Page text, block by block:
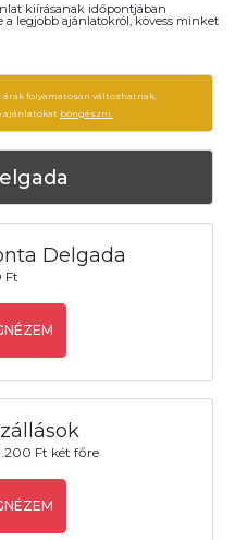
kiírásanak időpontjában
a legjobb ajánlatokról, kövess minket
árak folyamatosan változhatnak,
ajánlatokat böngészni.
Delgada
Ft
Ft két főre